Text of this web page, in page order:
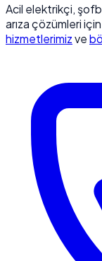
Acil elektrikçi,
arıza çözümleri
hizmetlerimizve